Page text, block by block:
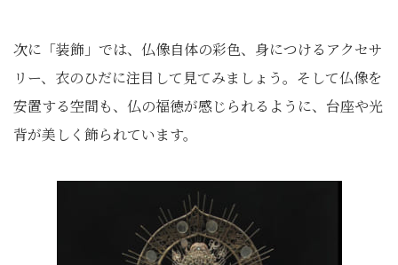
次に「装飾」では、仏像自体の彩色、身につけるアクセサ
リー、衣のひだに注目して見てみましょう。そして仏像を
安置する空間も、仏の福徳が感じられるように、台座や光
背が美しく飾られています。